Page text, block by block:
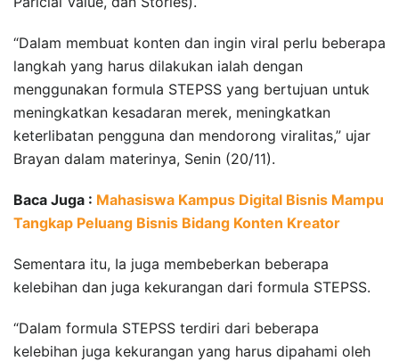
“Dalam membuat konten dan ingin viral perlu beberapa
langkah yang harus dilakukan ialah dengan
menggunakan formula STEPSS yang bertujuan untuk
meningkatkan kesadaran merek, meningkatkan
keterlibatan pengguna dan mendorong viralitas,” ujar
Brayan dalam materinya, Senin (20/11).
Baca Juga : Mahasiswa Kampus Digital Bisnis Mampu
Tangkap Peluang Bisnis Bidang Konten Kreator
Sementara itu, Ia juga membeberkan beberapa
kelebihan dan juga kekurangan dari formula STEPSS.
“Dalam formula STEPSS terdiri dari beberapa
kelebihan juga kekurangan yang harus dipahami oleh